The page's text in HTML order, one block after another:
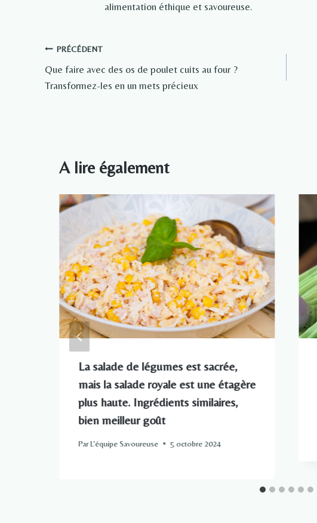
alimentation éthique et savoureuse.
Navigation
de
PRÉCÉDENT
Que faire avec des os de poulet cuits au four ?
Transformez-les en un mets précieux
A lire également
La salade de légumes est sacrée,
mais la salade royale est une étagère
plus haute. Ingrédients similaires,
bien meilleur goût
ParL'équipe Savoureuse 5 octobre 2024